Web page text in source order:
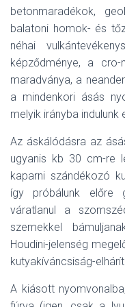
betonmaradékok,
balatoni homok- és
néhai
képződménye, a cro-
maradványa, a
a mindenkori ásás
melyik irányba indulunk
Az áskálódásra az
ugyanis kb 30 cm-re
kaparni szándékozó
így próbálunk előre
váratlanul a
szemekkel
Houdini-jelenség
kutyakíváncsiság-
A kiásott